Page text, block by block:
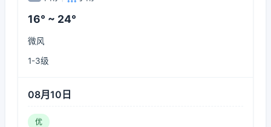
16° ~ 24°
微风
1-3级
08月10日
优